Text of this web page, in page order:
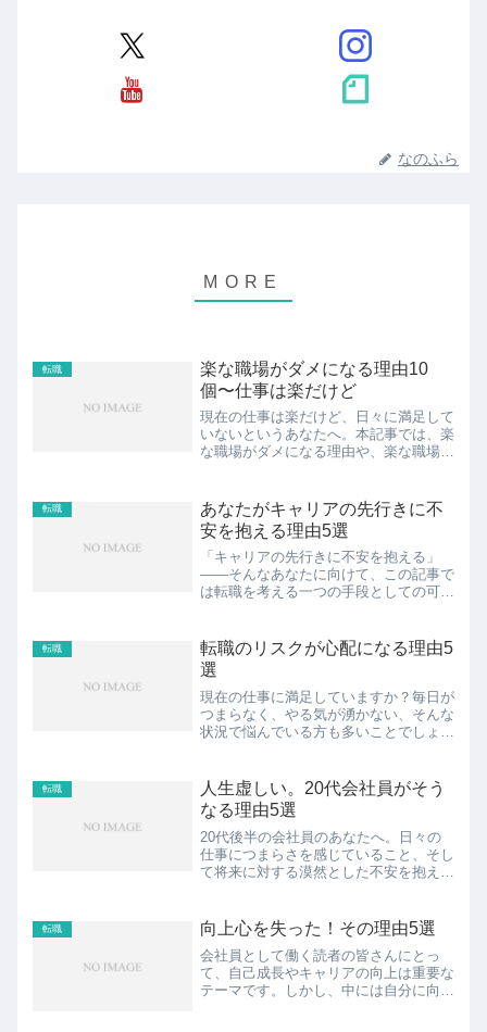
なのふら
転職
楽な職場がダメになる理由10
個〜仕事は楽だけど
現在の仕事は楽だけど、日々に満足して
いないというあなたへ。本記事では、楽
な職場がダメになる理由や、楽な職場で
ているのであれば、ぜひ参考にしてみて
ください。ぼくも実際に楽...
転職
あなたがキャリアの先行きに不
安を抱える理由5選
「キャリアの先行きに不安を抱える」
――そんなあなたに向けて、この記事で
は転職を考える一つの手段としての可能
い、将来の姿やキャリアに不安を抱えて
いる――そんな悩みを抱える...
転職
転職のリスクが心配になる理由5
選
現在の仕事に満足していますか？毎日が
つまらなく、やる気が湧かない、そんな
状況で悩んでいる方も多いことでしょ
です。この記事では、「転職のリスクが
心配」という気持ちを持って...
転職
人生虚しい。20代会社員がそう
なる理由5選
20代後半の会社員のあなたへ。日々の
仕事につまらさを感じていること、そし
て将来に対する漠然とした不安を抱えて
生の虚しさを感じる20代会社員のあな
たに向けて、不安を解消し...
転職 向上心を失った！その理由5選
会社員として働く読者の皆さんにとっ
て、自己成長やキャリアの向上は重要な
テーマです。しかし、中には自分に向上